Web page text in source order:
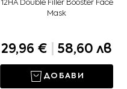
12HA Double Filler Booster Face
Mask
29,96 € 58,60 лв
ДОБАВИ